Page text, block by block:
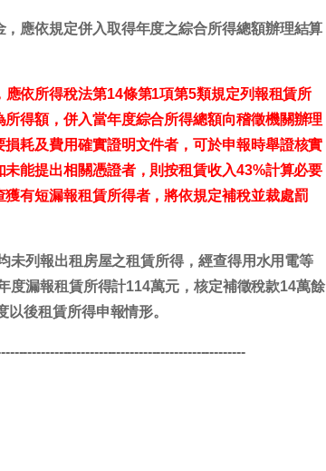
應依規定併入取得年度之綜合所得總額辦理結算
應依所得稅法第14條第1項第5類規定列報租賃所
得額，併入當年度綜合所得總額向稽徵機關辦理
耗及費用確實證明文件者，可於申報時舉證核實
能提出相關憑證者，則按租賃收入43%計算必要
有短漏報租賃所得者，將依規定補稅並裁處罰
未列報出租房屋之租賃所得，經查得用水用電等
度漏報租賃所得計114萬元，核定補徵稅款14萬餘
後租賃所得申報情形。